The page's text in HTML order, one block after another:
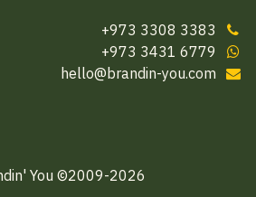
‪+973 3308 3383
‪+973 3431 6779‬
hello@brandin-you.com
2009-2026© Brandin' You